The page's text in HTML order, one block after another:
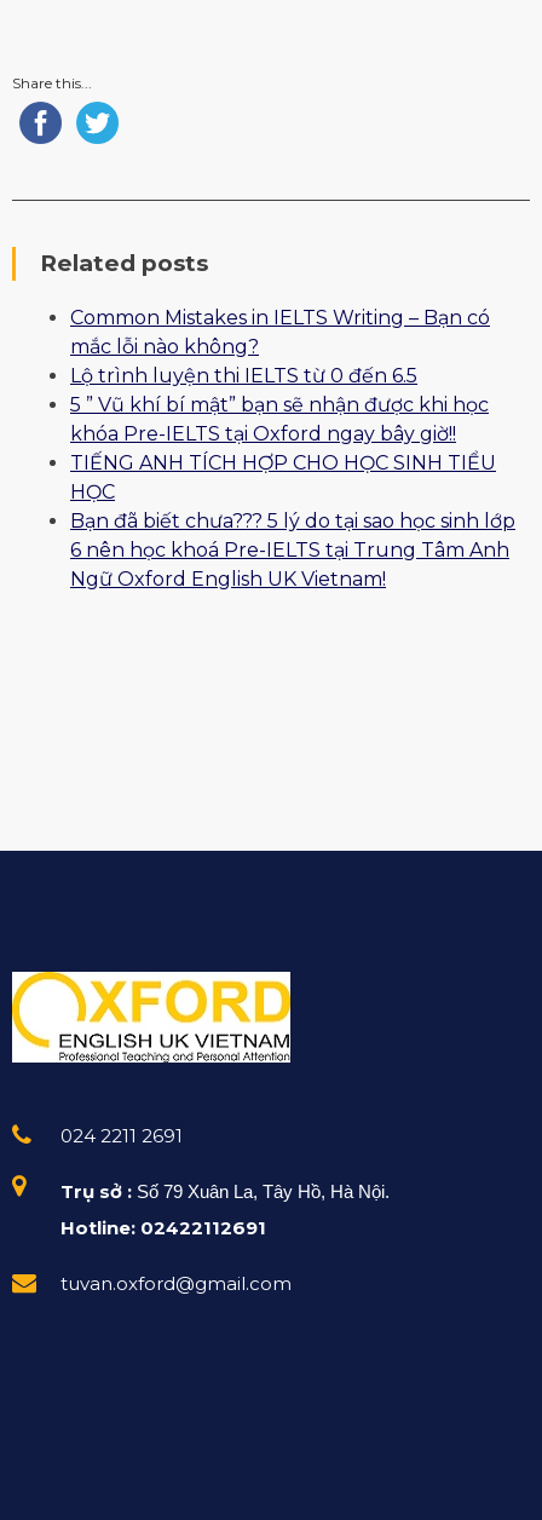
Share this...
Related posts
Common Mistakes in IELTS Writing – Bạn có
mắc lỗi nào không?
Lộ trình luyện thi IELTS từ 0 đến 6.5
5 ” Vũ khí bí mật” bạn sẽ nhận được khi học
khóa Pre-IELTS tại Oxford ngay bây giờ!!
TIẾNG ANH TÍCH HỢP CHO HỌC SINH TIỂU
HỌC
Bạn đã biết chưa??? 5 lý do tại sao học sinh lớp
6 nên học khoá Pre-IELTS tại Trung Tâm Anh
Ngữ Oxford English UK Vietnam!
024 2211 2691
Trụ sở : Số 79 Xuân La, Tây Hồ, Hà Nội.
Hotline: 02422112691
tuvan.oxford@gmail.com